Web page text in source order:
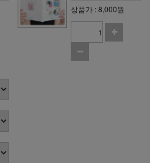
상품가 : 8,000원